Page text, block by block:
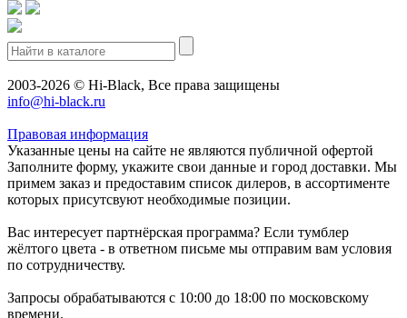
2003-2026 © Hi-Black, Все права защищены
info@hi-black.ru
Правовая информация
Указанные цены на сайте не являются публичной офертой
Заполните форму, укажите свои данные и город доставки. Мы
примем заказ и предоставим список дилеров, в ассортименте
которых присутсвуют необходимые позиции.
Вас интересует партнёрская программа? Если тумблер
жёлтого цвета - в ответном письме мы отправим вам условия
по сотрудничеству.
Запросы обрабатываются с 10:00 до 18:00 по московскому
времени.